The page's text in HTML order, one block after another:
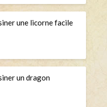
une licorne facile
un dragon